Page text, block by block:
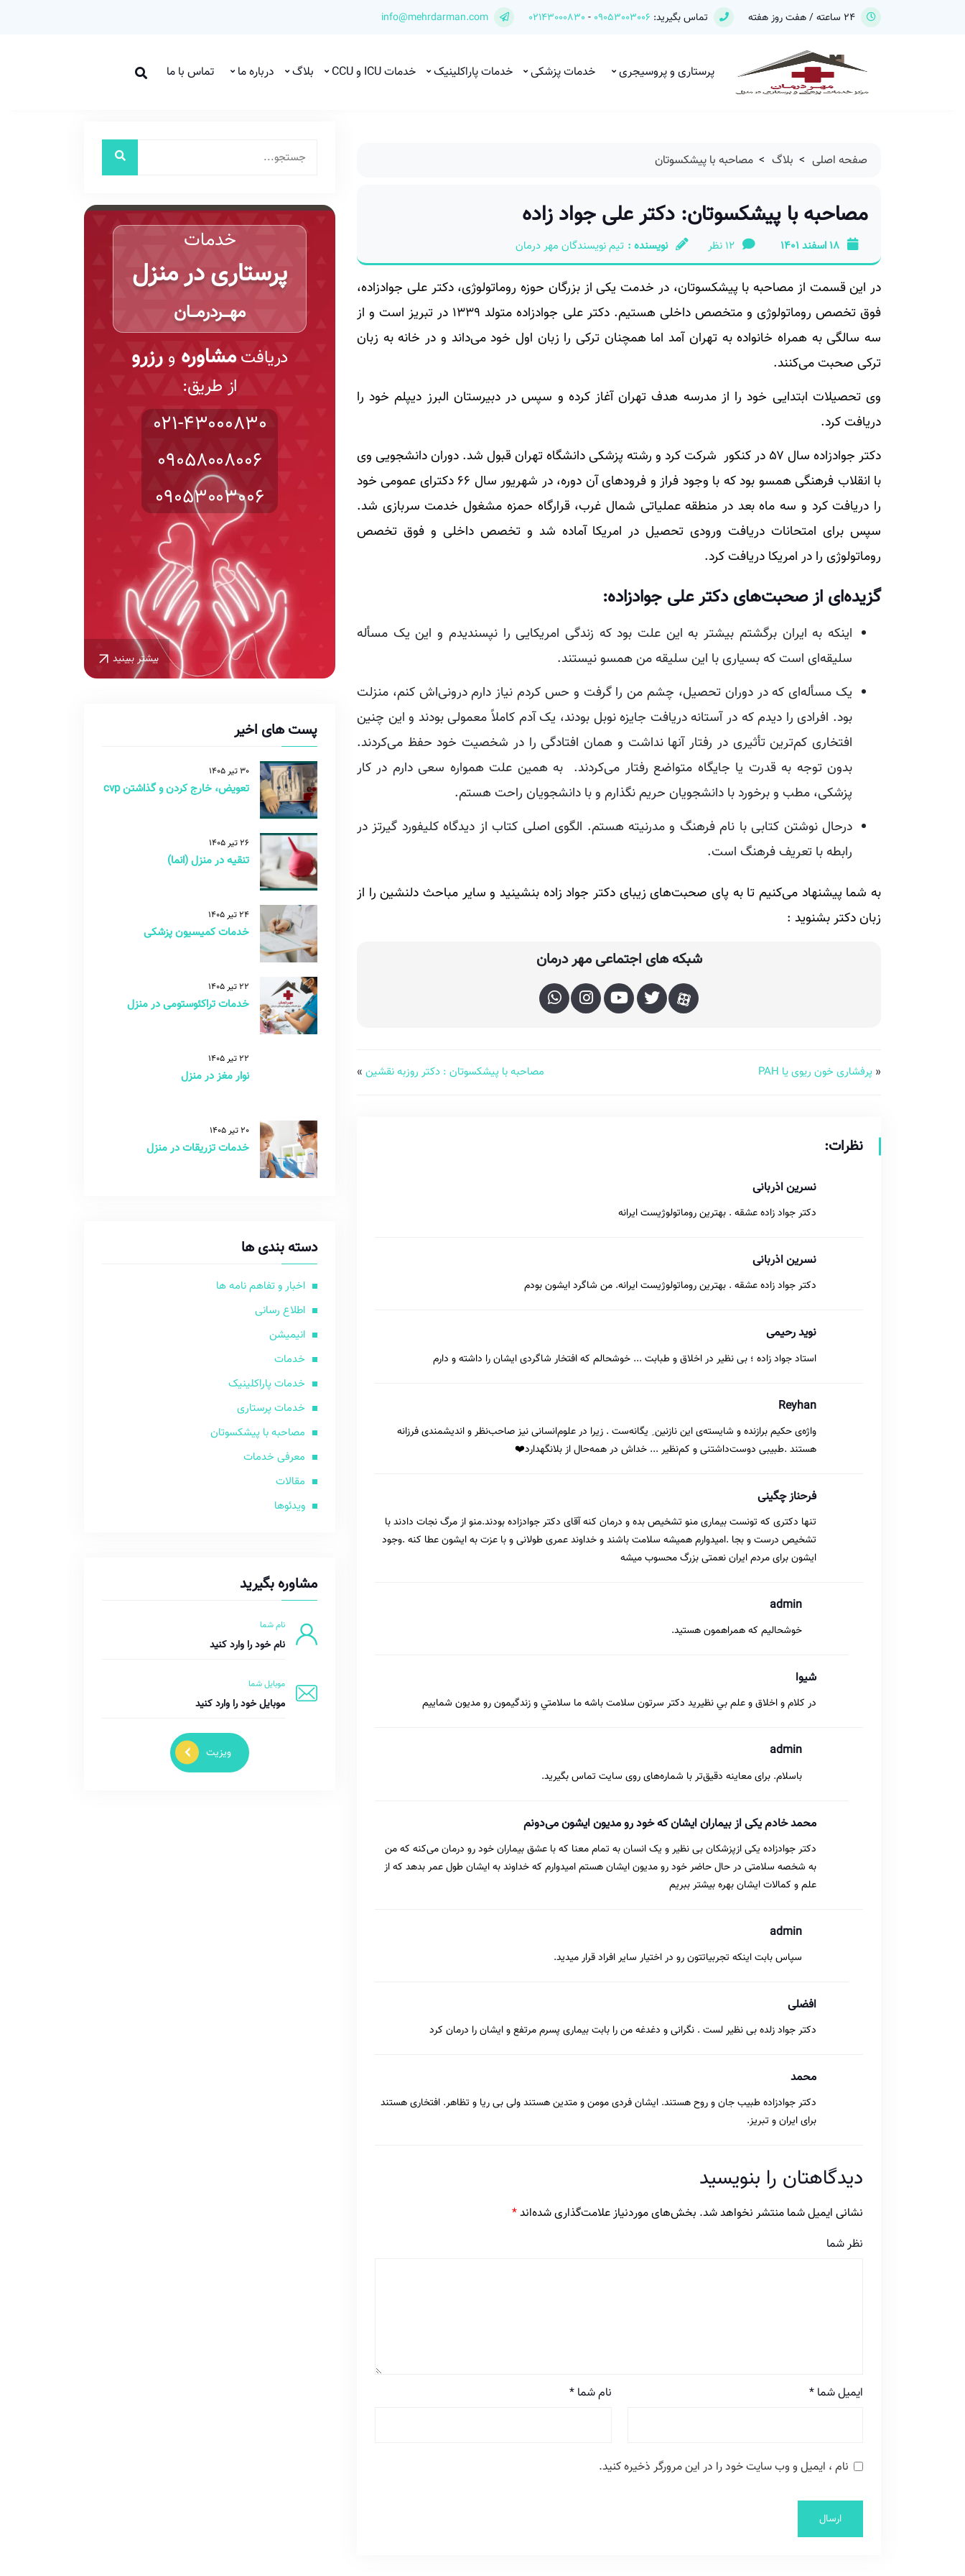
تماس بگیرید: 09053003006
-
02143000830
info@mehrdarman.com
پرستاری و پروسیجری خدمات پزشکی خدمات پاراکلینیک خدمات ICU و CCU بلاگ درباره ما تماس با ما
صفحه اصلی > بلاگ > مصاحبه با پیشکسوتان
مصاحبه با پیشکسوتان: دکتر علی جواد زاده
18 اسفند 1401 12 نظر نویسنده : تیم نویسندگان مهر درمان
در این قسمت از مصاحبه با پیشکسوتان، در خدمت یکی از بزرگان حوزه روماتولوژی، دکتر علی جواد‌زاده،
فوق تخصص روماتولوژی و متخصص داخلی هستیم. دکتر علی جواد‌زاده متولد 1339 در تبریز است و از
سه سالگی به همراه خانواده به تهران آمد اما همچنان ترکی را زبان اول خود می‌داند و در خانه به زبان
ترکی صحبت می‌کنند.
وی تحصیلات ابتدایی خود را از مدرسه هدف تهران آغاز کرده و سپس در دبیرستان البرز دیپلم خود را
دریافت کرد.
دکتر جواد‌زاده سال ۵۷ در کنکور شرکت کرد و رشته پزشکی دانشگاه تهران قبول شد. دوران دانشجویی وی
با انقلاب فرهنگی همسو بود که با وجود فراز و فرود‌های آن دوره، در شهریور سال ۶۶ دکترای عمومی خود
را دریافت کرد و سه ماه بعد در منطقه عملیاتی شمال غرب، قرارگاه حمزه مشغول خدمت سربازی شد.
سپس برای امتحانات دریافت ورودی تحصیل در امریکا آماده شد و تخصص داخلی و فوق تخصص
روماتولوژی را در امریکا دریافت کرد.
گزیده‌ای از صحبت‌های دکتر علی جواد‌زاده:
اینکه به ایران برگشتم بیشتر به این علت بود که زندگی امریکایی را نپسندیدم و این یک مسأله
سلیقه‌ای است که بسیاری با این سلیقه من همسو نیستند.
یک مسأله‌ای که در دوران تحصیل، چشم من را گرفت و حس کردم نیاز دارم درونی‌اش کنم، منزلت
بود. افرادی را دیدم که در آستانه دریافت جایزه نوبل بودند، یک آدم کاملاً معمولی بودند و این چنین
افتخاری کم‌ترین تأثیری در رفتار آنها نداشت و همان افتادگی را در شخصیت خود حفظ می‌کردند.
بدون توجه به قدرت یا جایگاه متواضع رفتار می‌کردند. به همین علت همواره سعی دارم در کار
پزشکی، مطب و برخورد با دانشجویان حریم ‌نگذارم و با دانشجویان راحت هستم.
درحال نوشتن کتابی با نام فرهنگ و مدرنیته هستم. الگوی اصلی کتاب از دیدگاه کلیفورد گیرتز در
رابطه با تعریف فرهنگ است.
به شما پیشنهاد می‌کنیم تا به پای صحبت‌های زیبای دکتر جواد‌ زاده بنشینید و سایر مباحث دلنشین را از
زبان دکتر بشنوید :
شبکه های اجتماعی مهر درمان
« پرفشاری خون ریوی یا PAH مصاحبه با پیشکسوتان : دکتر روزبه نقشین »
نظرات:
نسرین اذربانی
دکتر جواد زاده عشقه . بهترین روماتولوژیست ایرانه
نسرین اذربانی
دکتر جواد زاده عشقه . بهترین روماتولوژیست ایرانه. من شاگرد ایشون بودم
نوید رحیمی
استاد جواد زاده ؛ بی نظیر در اخلاق و طبابت ... خوشحالم که افتخار شاگردی ایشان را داشته و دارم
Reyhan
واژه‌ی حکیم برازنده و شایسته‌ی این نازنین ِ یگانه‌ست . زیرا در علوم‌انسانی نیز صاحب‌نظر و اندیشمندی فرزانه
هستند .طبیبی دوست‌داشتنی و کم‌نظیر ... خداش در همه‌حال از بلانگهدارد❤️
فرحناز چگینی
تنها دکتری که تونست بیماری منو تشخیص بده و درمان کنه آقای دکتر جوادزاده بودند.منو از مرگ نجات دادند با
تشخیص درست و بجا .امیدوارم همیشه سلامت باشند و خداوند عمری طولانی و با عزت به ایشون عطا کنه .وجود
ایشون برای مردم ایران نعمتی بزرگ محسوب میشه
admin
خوشحالیم که همراهمون هستید.
شيوا
در كلام و اخلاق و علم بي نظيريد دكتر سرتون سلامت باشه ما سلامتي و زندگيمون رو مديون شماييم
admin
باسلام. برای معاینه دقیق‌تر با شماره‌های روی سایت تماس بگیرید.
محمد خادم یکی از بیماران ایشان که خود رو مدیون ایشون می‌دونم
دکتر جوادزاده یکی ازپزشکان بی نظیر و یک انسان به تمام معنا که با عشق بیماران خود رو درمان می‌کنه که من
به شخصه سلامتی در حال حاضر خود رو مدیون ایشان هستم امیدوارم که خداوند به ایشان طول عمر بدهد که از
علم و کمالات ایشان بهره بیشتر ببریم
admin
سپاس بابت اینکه تجربیاتتون رو در اختیار سایر افراد قرار میدید.
افضلی
دکتر جواد زلده بی نظیر لست . نگرانی و دغدغه من را بابت بیماری پسرم مرتفع و ایشان را درمان کرد
محمد
دکتر جوادزاده طبیب جان و روح هستند. ایشان فردی مومن و متدین هستند ولی بی ریا و تظاهر. افتخاری هستند
برای ایران و تبریز.
دیدگاهتان را بنویسید
نشانی ایمیل شما منتشر نخواهد شد. بخش‌های موردنیاز علامت‌گذاری شده‌اند*
نظر شما
نام شما * ایمیل شما *
نام ، ایمیل و وب سایت خود را در این مرورگر ذخیره کنید.
خدمات
پرستاری در منزل
مهـــردرمـــان
دریافتمشاورهو رزرو
از طریق:
021-43000830
09058008006
09053003006
بیشتر ببینید
پست های اخیر
30 تیر 1405
تعویض، خارج کردن و گذاشتن cvp
26 تیر 1405
تنقیه در منزل (انما)
24 تیر 1405
خدمات کمیسیون پزشکی
22 تیر 1405
خدمات تراکئوستومی در منزل
22 تیر 1405
نوار مغز در منزل
20 تیر 1405
خدمات تزریقات در منزل
دسته بندی ها
اخبار و تفاهم نامه ها
اطلاع رسانی
انیمیشن
خدمات
خدمات پاراکلینیک
خدمات پرستاری
مصاحبه با پیشکسوتان
معرفی خدمات
مقالات
ویدئوها
مشاوره بگیرید
نام شما
موبایل شما
ویزیت